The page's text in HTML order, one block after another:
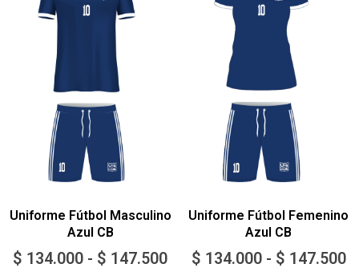
Uniforme Fútbol Masculino
Azul CB
$ 134.000 - $ 147.500
Uniforme Fútbol Femenino
Azul CB
$ 134.000 - $ 147.500